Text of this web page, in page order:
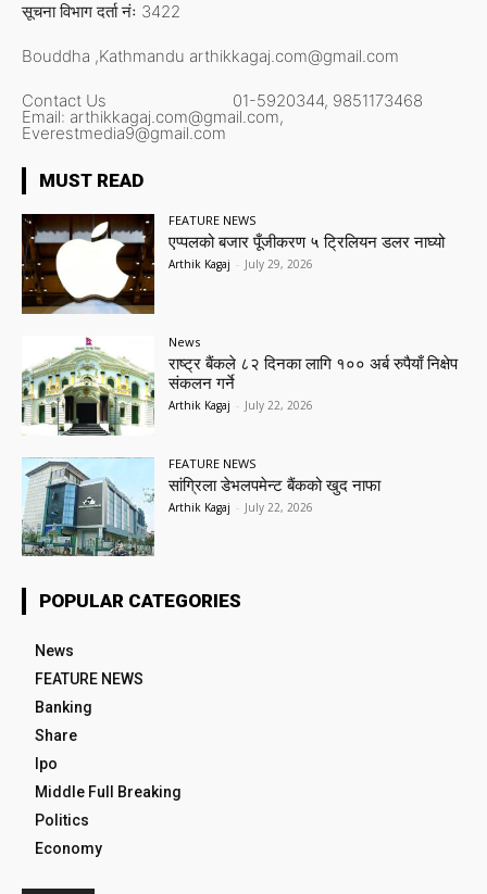
सूचना विभाग दर्ता नंः 3422
Bouddha ,Kathmandu arthikkagaj.com@gmail.com
Contact Us 01-5920344, 9851173468
Email: arthikkagaj.com@gmail.com,
Everestmedia9@gmail.com
MUST READ
FEATURE NEWS
एप्पलको बजार पूँजीकरण ५ ट्रिलियन डलर नाघ्यो
Arthik Kagaj - July 29, 2026
News
राष्ट्र बैंकले ८२ दिनका लागि १०० अर्ब रुपैयाँ निक्षेप
संकलन गर्ने
Arthik Kagaj - July 22, 2026
FEATURE NEWS
सांग्रिला डेभलपमेन्ट बैंकको खुद नाफा
Arthik Kagaj - July 22, 2026
POPULAR CATEGORIES
News
FEATURE NEWS
Banking
Share
Ipo
Middle Full Breaking
Politics
Economy